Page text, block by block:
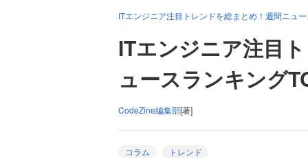
ITエンジニア注目トレンドを総まとめ！週間ニュ
ITエンジニア注目
ュースランキング
CodeZine編集部[著]
コラム トレンド